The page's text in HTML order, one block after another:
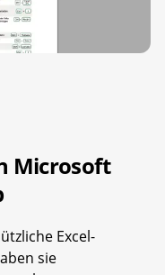
Microsoft
Excel-
sie